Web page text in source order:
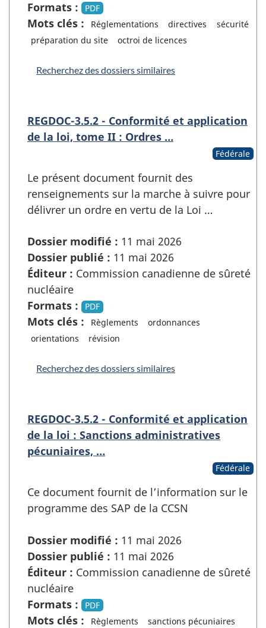
Formats : PDF
Mots clés : Réglementations directives
sécurité
préparation du site
octroi de licences
Recherchez des dossiers similaires
REGDOC-3.5.2 - Conformité et application
de la loi, tome II : Ordres …
Fédérale
Le présent document fournit des
renseignements sur la marche à suivre pour
délivrer un ordre en vertu de la Loi …
Dossier modifié : 11 mai 2026
Dossier publié : 11 mai 2026
Éditeur : Commission canadienne de sûreté
nucléaire
Formats :
PDF
Mots clés : Règlements
ordonnances
orientations
révision
Recherchez des dossiers similaires
REGDOC-3.5.2 - Conformité et application
de la loi : Sanctions administratives
pécuniaires, …
Fédérale
Ce document fournit de l’information sur le
programme des SAP de la CCSN
Dossier modifié : 11 mai 2026
Dossier publié : 11 mai 2026
Éditeur : Commission canadienne de sûreté
nucléaire
Formats :
PDF
Mots clés : Règlements
sanctions pécuniaires